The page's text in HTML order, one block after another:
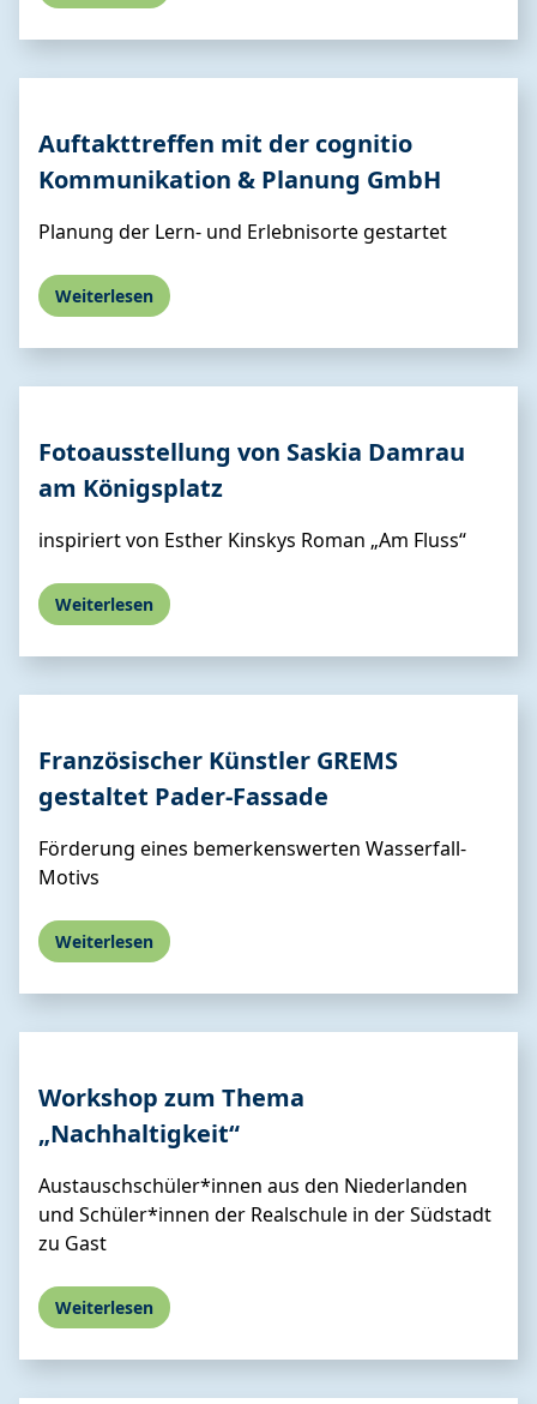
Auftakttreffen mit der cognitio
Kommunikation & Planung GmbH
Planung der Lern- und Erlebnisorte gestartet
Weiterlesen
Fotoausstellung von Saskia Damrau
am Königsplatz
inspiriert von Esther Kinskys Roman „Am Fluss“
Weiterlesen
Französischer Künstler GREMS
gestaltet Pader-Fassade
Förderung eines bemerkenswerten Wasserfall-
Motivs
Weiterlesen
Workshop zum Thema
„Nachhaltigkeit“
Austauschschüler*innen aus den Niederlanden
und Schüler*innen der Realschule in der Südstadt
zu Gast
Weiterlesen